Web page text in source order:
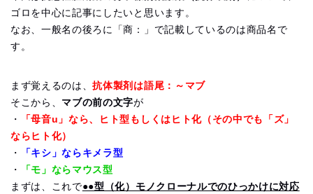
ゴロを中心に記事にしたいと思います。
なお、一般名の後ろに「商：」で記載しているのは商品名で
す。
まず覚えるのは、抗体製剤は語尾：～マブ
そこから、 マブの前の文字が
・
「母音u」なら、ヒト型もしくはヒト化（その中でも「ズ」
ならヒト化）
・
「キシ」ならキメラ型
・
「モ」ならマウス型
まずは、これで●●型（化）モノクローナルでのひっかけに対応